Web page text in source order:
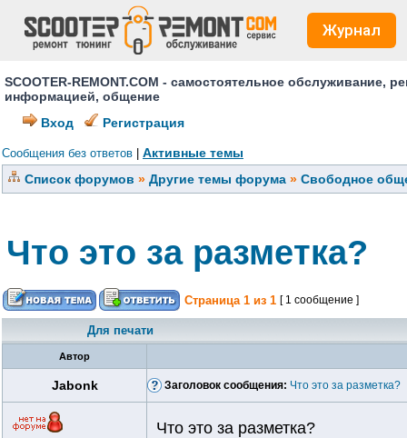
Журнал
SCOOTER-REMONT.COM - самостоятельное
информацией, общение
Вход
Регистрация
Сообщения без ответов
Активные темы
Список форумов » Другие темы форума » Свободное
Что это за разметка?
Страница 1 из 1 [ 1 сообщение ]
Для печати
Автор
Jabonk Заголовок сообщения: Что это за разметка?
Что это за разметка?